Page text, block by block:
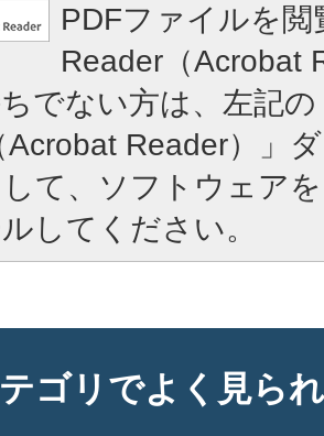
PDFファイルを
Reader（Acrobat
でない方は、左記
Acrobat Reader）」
て、ソフトウェア
してください。
ゴリでよく見ら